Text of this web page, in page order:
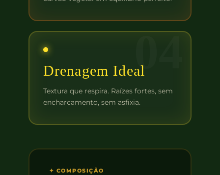
04
Drenagem Ideal
Textura que respira. Raízes fortes, sem
encharcamento, sem asfixia.
✦ COMPOSIÇÃO